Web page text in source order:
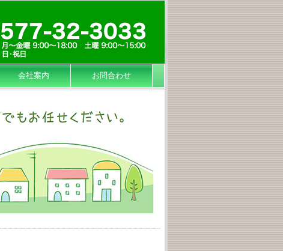
会社案内 お問合わせ